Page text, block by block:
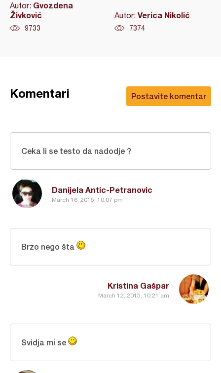
Autor: Gvozdena
Živković
9733
Autor: Verica Nikolić
7374
Postavite komentar
Komentari
Danijela Antic-Petranovic
March 16, 2015, 10:07 pm
Ceka li se testo da nadodje ?
Kristina Gašpar
March 12, 2015, 10:21 am
Brzo nego šta
Svidja mi se